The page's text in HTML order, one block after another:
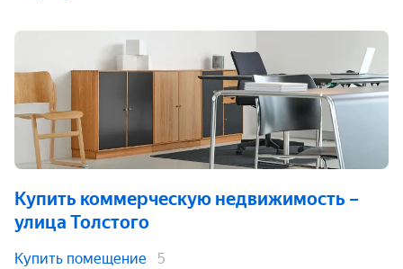
Купить коммерческую недвижимость –
улица Толстого
Купить помещение 5